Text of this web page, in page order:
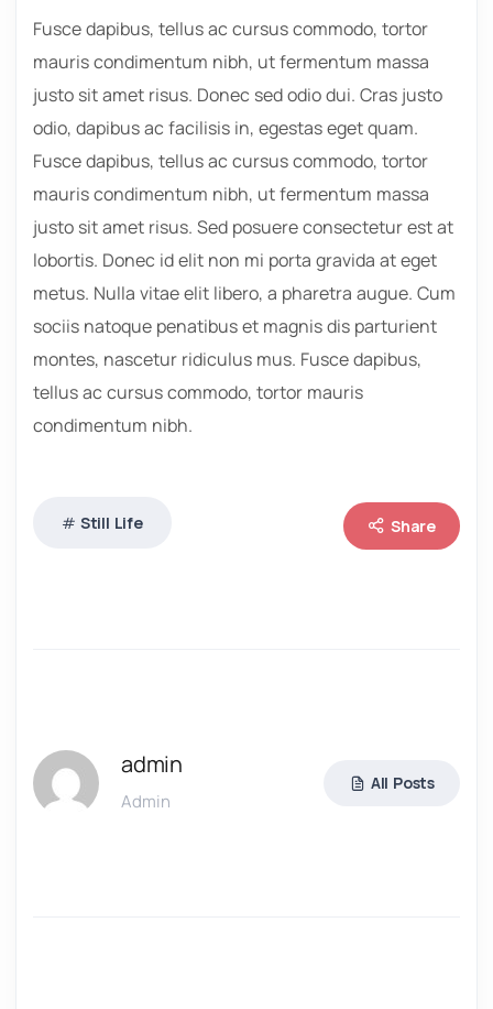
Fusce dapibus, tellus ac cursus commodo, tortor
mauris condimentum nibh, ut fermentum massa
justo sit amet risus. Donec sed odio dui. Cras justo
odio, dapibus ac facilisis in, egestas eget quam.
Fusce dapibus, tellus ac cursus commodo, tortor
mauris condimentum nibh, ut fermentum massa
justo sit amet risus. Sed posuere consectetur est at
lobortis. Donec id elit non mi porta gravida at eget
metus. Nulla vitae elit libero, a pharetra augue. Cum
sociis natoque penatibus et magnis dis parturient
montes, nascetur ridiculus mus. Fusce dapibus,
tellus ac cursus commodo, tortor mauris
condimentum nibh.
Still Life Share
admin
Admin
All Posts